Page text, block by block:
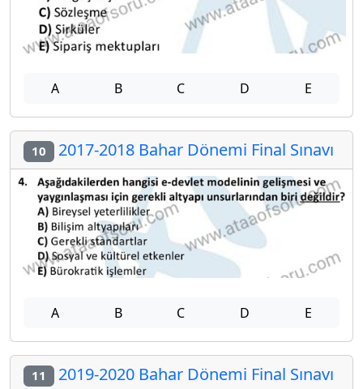
A B C D E
10 2017-2018 Bahar Dönemi Final Sınavı
A B C D E
11 2019-2020 Bahar Dönemi Final Sınavı